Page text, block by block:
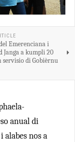
Emerenciana i
Janga a kumpli 20
servisio di Gobièrnu
anual di
alabes nos a